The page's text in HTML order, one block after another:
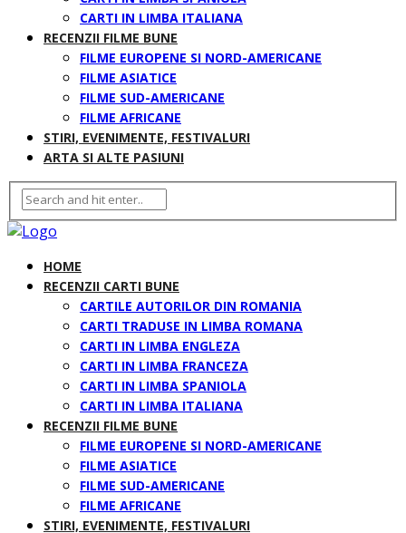
CARTI IN LIMBA ITALIANA
RECENZII FILME BUNE
FILME EUROPENE SI NORD-AMERICANE
FILME ASIATICE
FILME SUD-AMERICANE
FILME AFRICANE
STIRI, EVENIMENTE, FESTIVALURI
ARTA SI ALTE PASIUNI
HOME
RECENZII CARTI BUNE
CARTILE AUTORILOR DIN ROMANIA
CARTI TRADUSE IN LIMBA ROMANA
CARTI IN LIMBA ENGLEZA
CARTI IN LIMBA FRANCEZA
CARTI IN LIMBA SPANIOLA
CARTI IN LIMBA ITALIANA
RECENZII FILME BUNE
FILME EUROPENE SI NORD-AMERICANE
FILME ASIATICE
FILME SUD-AMERICANE
FILME AFRICANE
STIRI, EVENIMENTE, FESTIVALURI